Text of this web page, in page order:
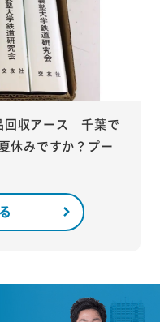
回収アース 千葉で
休みですか？プー